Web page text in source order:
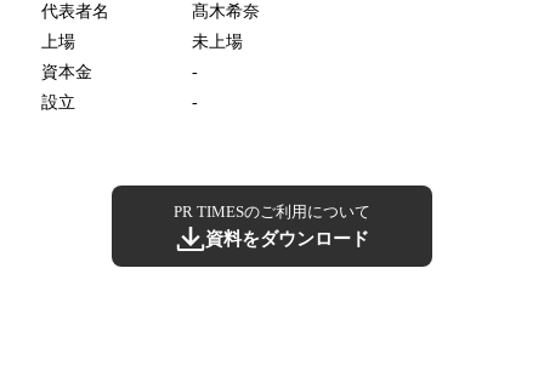
代表者名
髙木希奈
上場
未上場
資本金
-
設立
-
PR TIMESのご利用について
資料をダウンロード